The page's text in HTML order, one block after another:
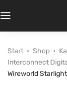
Start Shop
Interconnect
Wireworld